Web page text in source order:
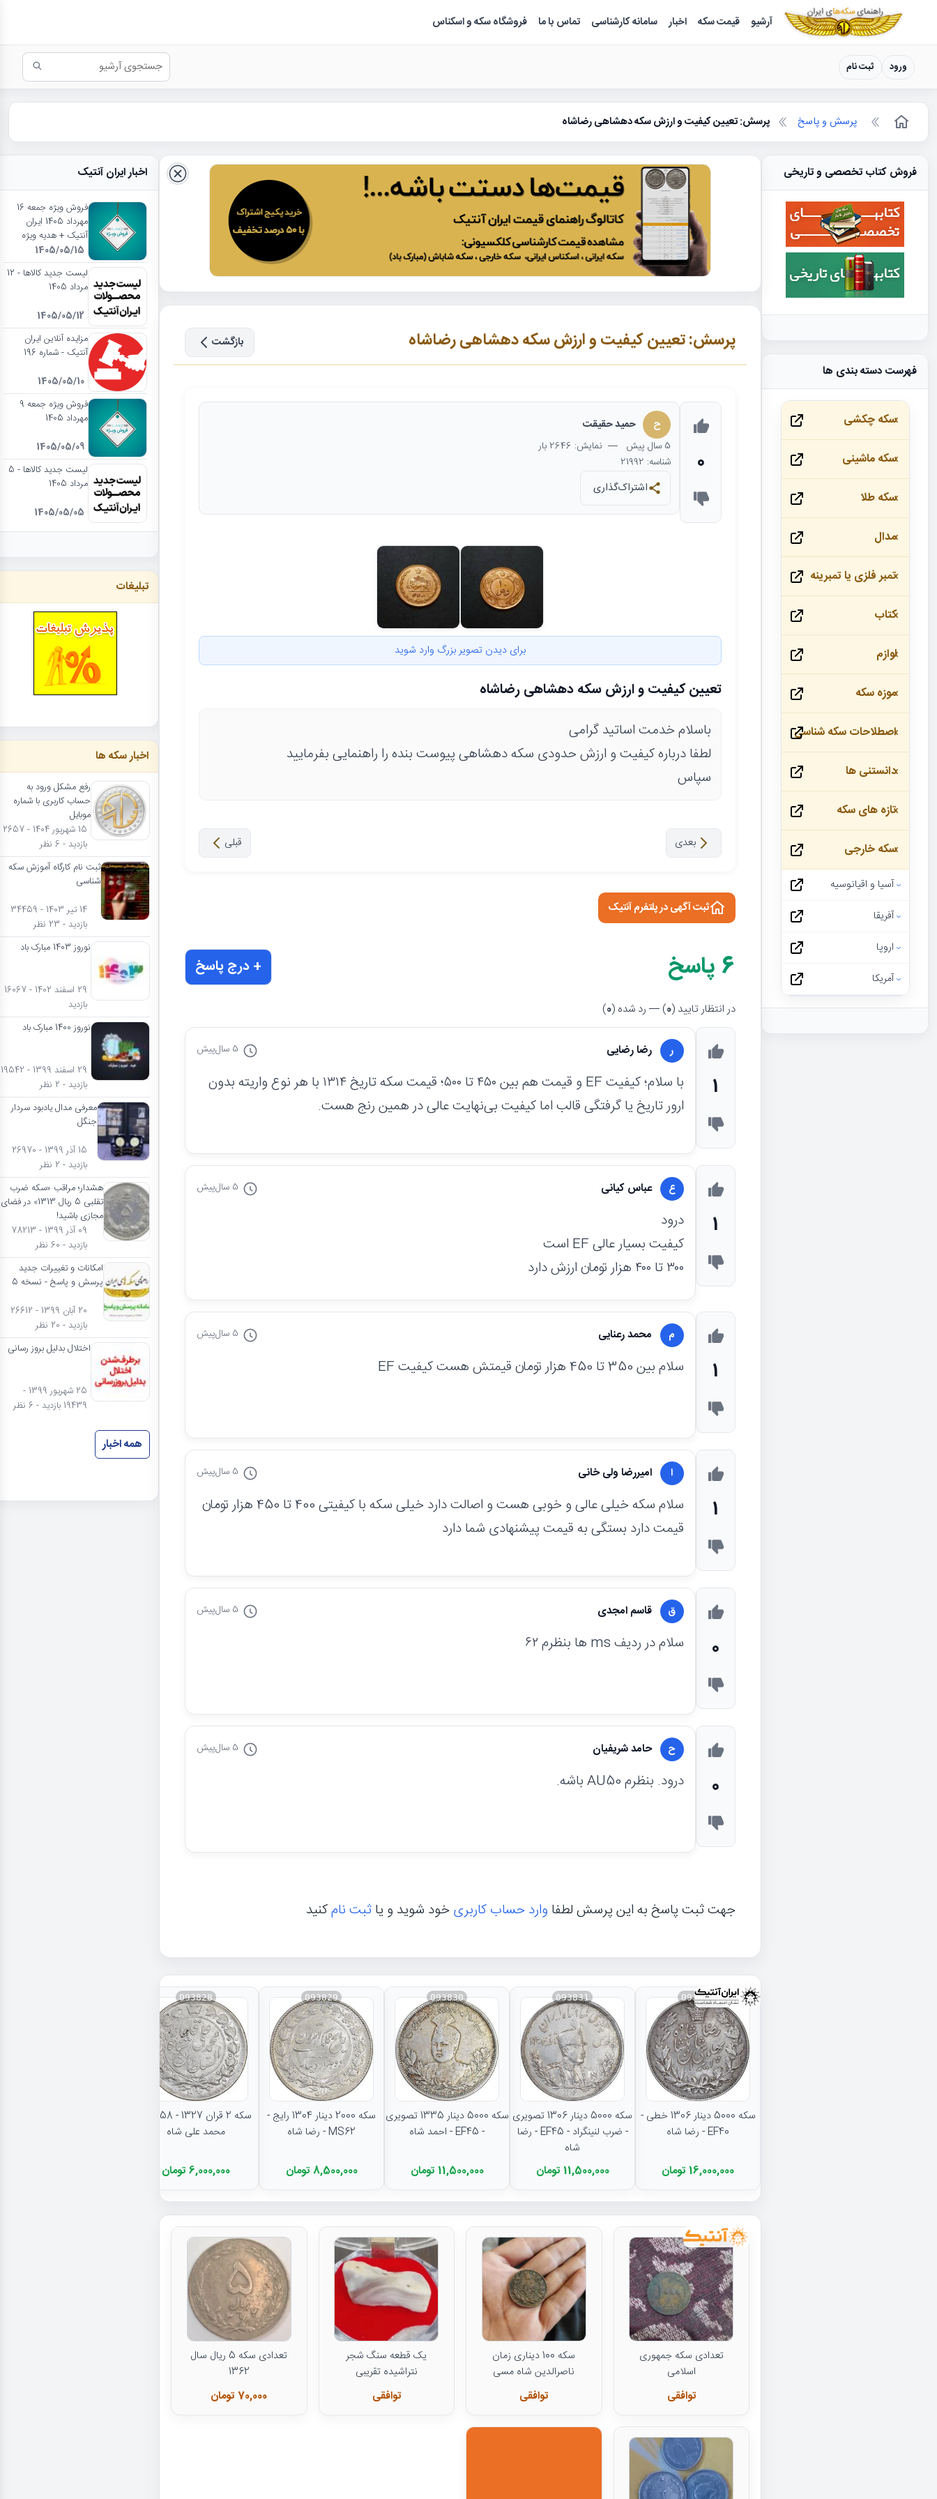
سکه ها ؛ راهنمای سکه شناسی
آرشیو قیمت سکه اخبار سامانه کارشناسی تماس با ما فروشگاه سکه و اسکناس
ورود ثبت نام
پرسش و پاسخ پرسش: تعیین کیفیت و ارزش سکه دهشاهی رضاشاه
پرسش: تعیین کیفیت و ارزش سکه دهشاهی رضاشاه بازگشت
0
ح حمید حقیقت
5 سال پیش — نمایش: 2646 بار
شناسه: 21992
اشتراک‌گذاری
برای دیدن تصویر بزرگ وارد شوید
تعیین کیفیت و ارزش سکه دهشاهی رضاشاه
باسلام خدمت اساتید گرامی
لطفا درباره کیفیت و ارزش حدودی سکه دهشاهی پیوست بنده را راهنمایی بفرمایید
سپاس
قبلی بعدی
ثبت آگهی در پلتفرم آنتیک
6 پاسخ + درج پاسخ
در انتظار تایید (0) — رد شده (0
)
1
ر رضا رضایی 5 سال پیش
با سلام؛ کیفیت EF و قیمت هم بین ۴۵۰ تا ۵۰۰؛ قیمت سکه تاریخ ۱۳۱۴ با هر نوع واریته بدون
ارور تاریخ یا گرفتگی قالب اما کیفیت بی‌نهایت عالی در همین رنج هست.
1
ع عباس کیانی 5 سال پیش
درود
کیفیت بسیار عالی EF است
۳۰۰ تا ۴۰۰ هزار تومان ارزش دارد
1
م محمد رعنایی 5 سال پیش
سلام بین 350 تا 450 هزار تومان قیمتش هست کیفیت EF
1
ا امیررضا ولی خانی 5 سال پیش
سلام سکه خیلی عالی و خوبی هست و اصالت دارد خیلی سکه با کیفیتی 400 تا 450 هزار تومان
قیمت دارد بستگی به قیمت پیشنهادی شما دارد
0
ق قاسم امجدی 5 سال پیش
سلام در ردیف ms ها بنظرم ۶۲
0
ح حامد شريفيان 5 سال پیش
درود. بنظرم AU50 باشه.
جهت ثبت پاسخ به این پرسش لطفا وارد حساب کاربریخود شوید و یاثبت نامکنید
093834
سکه 5000 دینار 1306 خطی -
EF40 - رضا شاه
16,000,000 تومان
093831
سکه 5000 دینار 1306 تصویری
- ضرب لنینگراد - EF45 - رضا
شاه
11,500,000 تومان
093830
سکه 5000 دینار 1335 تصویری
- EF45 - احمد شاه
11,500,000 تومان
093829
سکه 2000 دینار 1304 رایج -
MS62 - رضا شاه
8,500,000 تومان
093828
محمد علی شاه
6,000,000 تومان
تعدادی سکه جمهوری
اسلامی
توافقی
سکه 100 دیناری زمان
ناصرالدین شاه مسی
توافقی
یک قطعه سنگ شجر
نتراشیده تقریبی
توافقی
تعدادی سکه 5 ریال سال
1362
70,000 تومان
اخبار ایران آنتیک
فروش ویژه جمعه 16
مهرداد 1405 ایران
آنتیک + هدیه ویژه
1405/05/15
لیست جدید کالاها - 12
مرداد 1405
1405/05/12
مزایده آنلاین ایران
آنتیک - شماره 196
1405/05/10
فروش ویژه جمعه 9
مهرداد 1405
1405/05/09
لیست جدید کالاها - 5
مرداد 1405
1405/05/05
تبلیغات
اخبار سکه ها
رفع مشکل ورود به
حساب کاربری با شماره
موبایل
15 شهریور 1404 - 2657
بازدید - 6 نظر
ثبت نام کارگاه آموزش سکه
شناسی
14 تیر 1403 - 34459
بازدید - 23 نظر
نوروز 1403 مبارک باد
29 اسفند 1402 - 16067
بازدید
نوروز 1400 مبارک باد
29 اسفند 1399 - 19542
بازدید - 2 نظر
معرفی مدال یادبود سردار
جنگل
15 آذر 1399 - 26970
بازدید - 2 نظر
هشدار؛ مراقب «سکه ضرب
تقلبی 5 ریال 1313» در فضای
مجازی باشید!
09 آذر 1399 - 78213
بازدید - 60 نظر
امکانات و تغییرات جدید
پرسش و پاسخ - نسخه 5
20 آبان 1399 - 26612
بازدید - 20 نظر
اختلال بدلیل بروز رسانی
25 شهریور 1399 -
19439 بازدید - 6 نظر
همه اخبار
فروش کتاب تخصصی و تاریخی
فهرست دسته بندی ها
سکه چکشی
سکه ماشینی
سکه طلا
مدال
تمبر فلزی یا تمبرینه
کتاب
لوازم
موزه سکه
اصطلاحات سکه شناسی
دانستنی ها
تازه های سکه
سکه خارجی
آسیا و اقیانوسیه
آفریقا
اروپا
آمریکا